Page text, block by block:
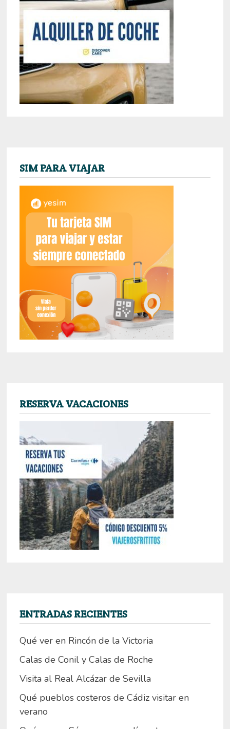
SIM PARA VIAJAR
RESERVA VACACIONES
ENTRADAS RECIENTES
Qué ver en Rincón de la Victoria
Calas de Conil y Calas de Roche
Visita al Real Alcázar de Sevilla
Qué pueblos costeros de Cádiz visitar en
verano